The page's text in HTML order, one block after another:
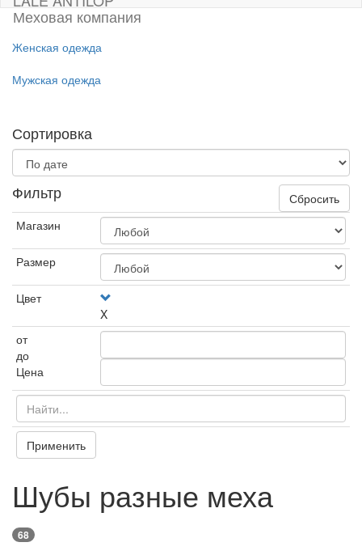
Меховая компания
Женская одежда
Мужская одежда
Сортировка
Фильтр
Сбросить
Магазин
Размер
Цвет
X
от
до
Цена
Применить
Шубы разные меха
68